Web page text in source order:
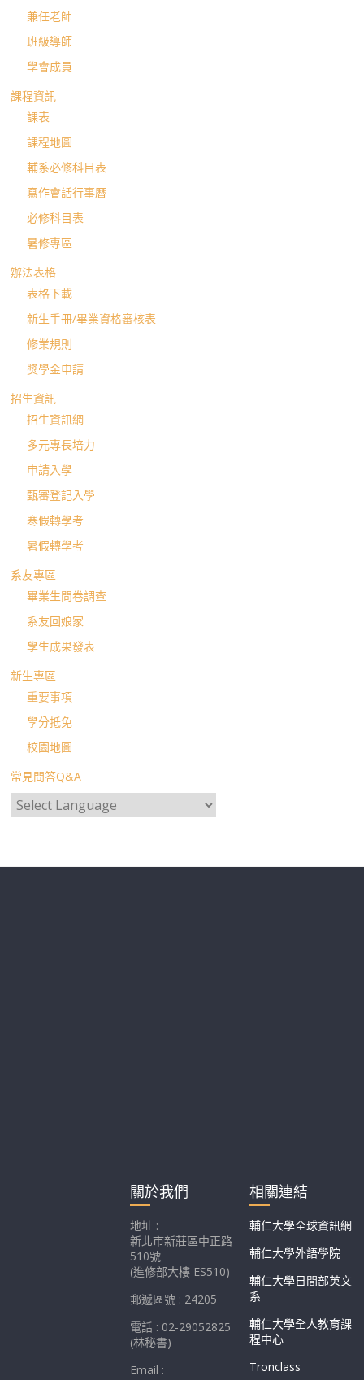
兼任老師
班級導師
學會成員
課程資訊
課表
課程地圖
輔系必修科目表
寫作會話行事曆
必修科目表
暑修專區
辦法表格
表格下載
新生手冊/畢業資格審核表
修業規則
獎學金申請
招生資訊
招生資訊網
多元專長培力
申請入學
甄審登記入學
寒假轉學考
暑假轉學考
系友專區
畢業生問卷調查
系友回娘家
學生成果發表
新生專區
重要事項
學分抵免
校園地圖
常見問答Q&A
關於我們
地址 :
新北市新莊區中正路
510號
(進修部大樓 ES510)
郵遞區號 : 24205
電話 : 02-29052825
(林秘書)
Email :
相關連結
輔仁大學全球資訊網
輔仁大學外語學院
輔仁大學日間部英文
系
輔仁大學全人教育課
程中心
Tronclass